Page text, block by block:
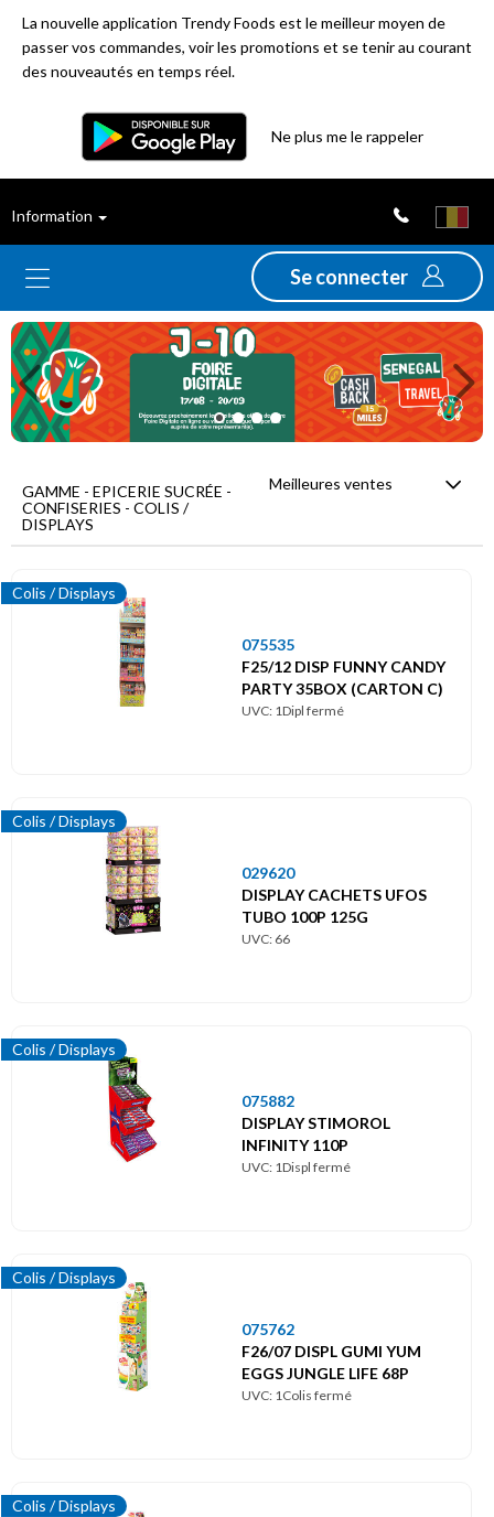
La nouvelle application Trendy Foods est le meilleur moyen de
passer vos commandes, voir les promotions et se tenir au courant
des nouveautés en temps réel.
Ne plus me le rappeler
Information
Se connecter
ventes
Nouveautés
Promotions
Déstockage
Menu
principal
sucrée
Previous
GAMME - EPICERIE SUCRÉE -
CONFISERIES - COLIS /
DISPLAYS
Meilleures ventes
Colis / Displays
075535
F25/12 DISP FUNNY CANDY
PARTY 35BOX (CARTON C)
UVC: 1Dipl fermé
Colis / Displays
029620
DISPLAY CACHETS UFOS
TUBO 100P 125G
UVC: 66
Colis / Displays
075882
DISPLAY STIMOROL
INFINITY 110P
UVC: 1Displ fermé
Colis / Displays
075762
F26/07 DISPL GUMI YUM
EGGS JUNGLE LIFE 68P
UVC: 1Colis fermé
Colis / Displays